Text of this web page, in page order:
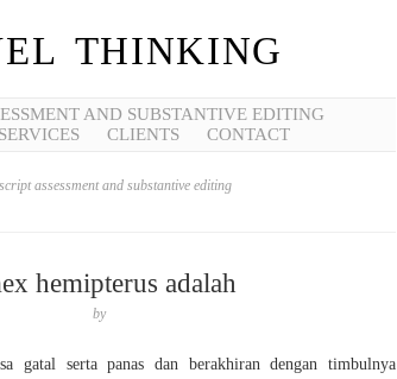
THINKING
AND SUBSTANTIVE EDITING
SERVICES CLIENTS CONTACT
assessment and substantive editing
hemipterus adalah
by
gatal serta panas dan berakhiran dengan timbulnya